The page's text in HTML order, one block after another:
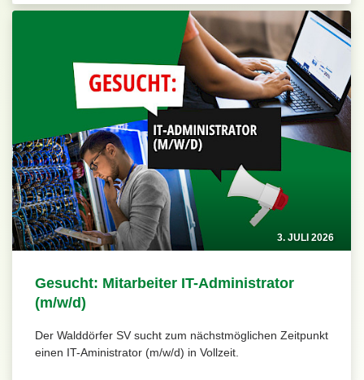
3. JULI 2026
Gesucht: Mitarbeiter IT-Administrator
(m/w/d)
Der Walddörfer SV sucht zum nächstmöglichen Zeitpunkt
einen IT-Aministrator (m/w/d) in Vollzeit.